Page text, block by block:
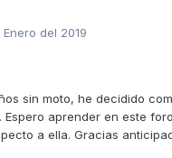
Enero del 2019
sin moto, he decidido
Espero aprender en este
a ella. Gracias